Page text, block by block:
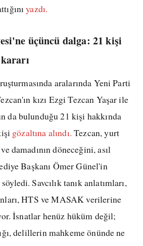
yazdı.
üçüncü dalga: 21 kişi
aralarında Yeni Parti
kızı Ezgi Tezcan Yaşar ile
da bulunduğu 21 kişi hakkında
gözaltına alındı. Tezcan, yurt
damadının döneceğini, asıl
Başkanı Ömer Günel'in
Savcılık tanık anlatımları,
HTS ve MASAK verilerine
İsnatlar henüz hüküm değil;
delillerin mahkeme önünde ne